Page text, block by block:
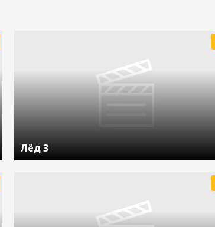
Лёд 3